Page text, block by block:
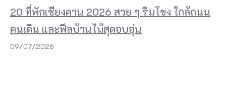
20 ที่พักเชียงคาน 2026 สวย ๆ ริมโขง ใกล้ถนน
คนเดิน และฟีลบ้านไม้สุดอบอุ่น
09/07/2026